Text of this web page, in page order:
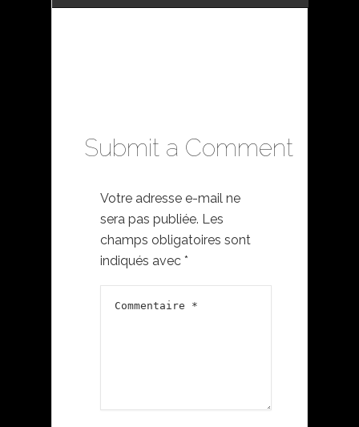
Submit a Comment
Votre adresse e-mail ne
sera pas publiée. Les
champs obligatoires sont
indiqués avec *